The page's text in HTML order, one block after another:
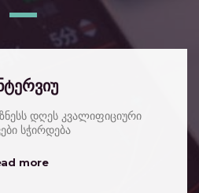
დღეს კვალიფიციური
სჭირდება
more